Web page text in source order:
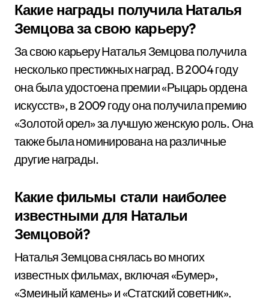
Какие награды получила Наталья
Земцова за свою карьеру?
За свою карьеру Наталья Земцова получила
несколько престижных наград. В 2004 году
она была удостоена премии «Рыцарь ордена
искусств», в 2009 году она получила премию
«Золотой орел» за лучшую женскую роль. Она
также была номинирована на различные
другие награды.
Какие фильмы стали наиболее
известными для Натальи
Земцовой?
Наталья Земцова снялась во многих
известных фильмах, включая «Бумер»,
«Змеиный камень» и «Статский советник».